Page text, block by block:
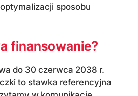
sposobu
finansowanie?
do 30 czerwca 2038 r.
to stawka referencyjna